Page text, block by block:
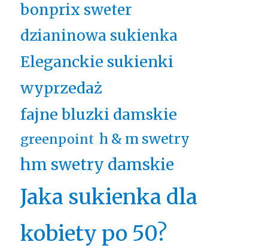
bonprix sweter
dzianinowa sukienka
Eleganckie sukienki
wyprzedaż
fajne bluzki damskie
greenpoint h & m swetry
hm swetry damskie
Jaka sukienka dla
kobiety po 50?